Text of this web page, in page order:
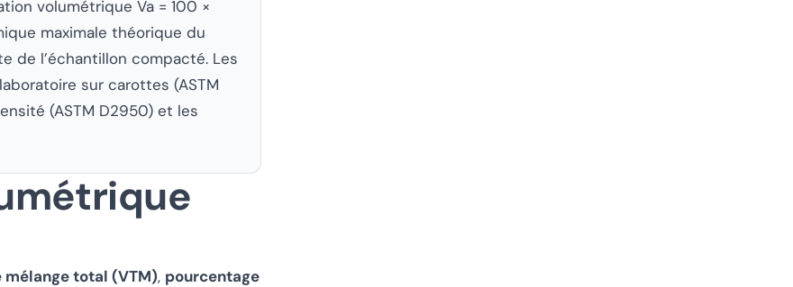
volumétrique Va = 100 ×
maximale théorique du
de l’échantillon compacté. Les
sur carottes (ASTM
(ASTM D2950) et les
mélange total (VTM), pourcentage